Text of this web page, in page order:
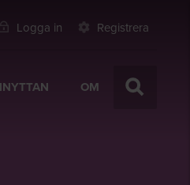
Logga in Registrera
OM